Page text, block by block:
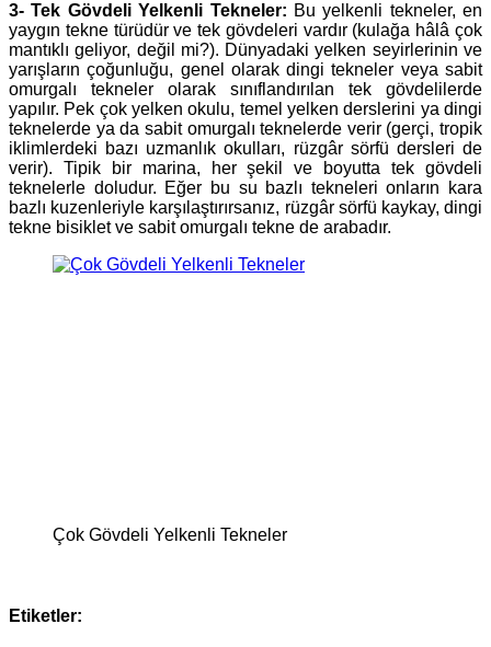
3- Tek Gövdeli Yelkenli Tekneler: Bu yelkenli tekneler, en
yaygın tekne türüdür ve tek gövdeleri vardır (kulağa hâlâ çok
mantıklı geliyor, değil mi?). Dünyadaki yelken seyirlerinin ve
yarışların çoğunluğu, genel olarak dingi tekneler veya sabit
omurgalı tekneler olarak sınıflandırılan tek gövdelilerde
yapılır. Pek çok yelken okulu, temel yelken derslerini ya dingi
teknelerde ya da sabit omurgalı teknelerde verir (gerçi, tropik
iklimlerdeki bazı uzmanlık okulları, rüzgâr sörfü dersleri de
verir). Tipik bir marina, her şekil ve boyutta tek gövdeli
teknelerle doludur. Eğer bu su bazlı tekneleri onların kara
bazlı kuzenleriyle karşılaştırırsanız, rüzgâr sörfü kaykay, dingi
tekne bisiklet ve sabit omurgalı tekne de arabadır.
Çok Gövdeli Yelkenli Tekneler
Etiketler: